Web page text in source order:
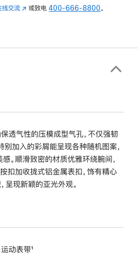
线交流 (在
中
或致电400-666-8800 。
透气性的压模成型气孔，不仅强韧
别加入的彩屑能呈现各种随机图案，
。顺滑致密的材质优雅环绕腕间，
扣加收拢式铝金属表扣，饰有精心
呈现新颖的亚光外观。
动表带¹